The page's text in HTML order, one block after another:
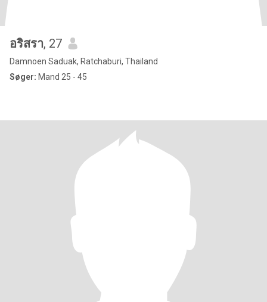
อริสรา, 27
Damnoen Saduak, Ratchaburi, Thailand
Søger: Mand 25 - 45